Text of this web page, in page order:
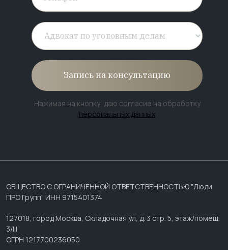
Запись на консультацию
Нажимая на кнопку, даю согласие на обработку
персональных данных
ОБЩЕСТВО С ОГРАНИЧЕННОЙ ОТВЕТСТВЕННОСТЬЮ "Люди
ПРО Групп" ИНН 9715401374
127018, город Москва, Складочная ул, д. 3 стр. 5, этаж/помещ.
3/III
ОГРН 1217700236050